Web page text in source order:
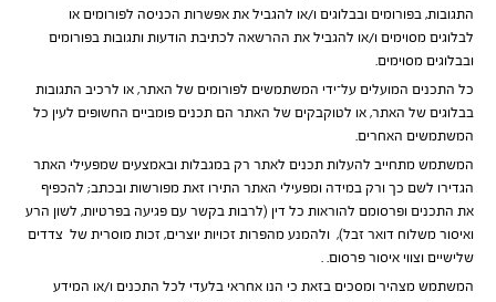
התגובות, בפורומים ובבלוגים ו/או להגביל את אפשרות הכניסה לפורומים או
לבלוגים מסוימים ו/או להגביל את ההרשאה לכתיבת הודעות ותגובות בפורומים
ובבלוגים מסוימים.
כל התכנים המועלים על־ידי המשתמשים לפורומים של האתר, או לרכיב התגובות
בבלוגים של האתר, או לטוקבקים של האתר הם תכנים פומביים החשופים לעין כל
המשתמשים האחרים.
המשתמש מתחייב להעלות תכנים לאתר רק במגבלות ובאמצעים שמפעילי האתר
הגדירו לשם כך ורק במידה ומפעילי האתר התירו זאת מפורשות ובכתב; להכפיף
את התכנים ופרסומם להוראות כל דין (לרבות בקשר עם פגיעה בפרטיות, לשון הרע
ואיסור משלוח דואר זבל), ולהמנע מהפרות זכויות יוצרים, זכות מוסרית של צדדים
שלישיים וצווי איסור פרסום. .
המשתמש מצהיר ומסכים בזאת כי הנו אחראי בלעדי לכל התכנים ו/או המידע